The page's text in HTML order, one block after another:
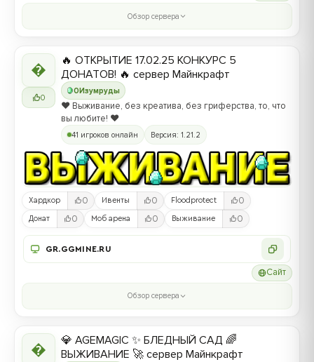
Обзор сервера

0
0Изумруды
🔥 ОТКРЫТИЕ 17.02.25 КОНКУРС 5
ДОНАТОВ! 🔥 сервер Майнкрафт
❤️ Выживание, без креатива, без гриферства, то, что
вы любите! ❤️
41 игроков онлайн Версия: 1.21.2
Хардкор 0 Ивенты 0 Floodprotect 0
Донат 0 Моб арена 0 Выживание 0
GR.GGMINE.RU
Сайт
Обзор сервера

💎 AGEMAGIC ✨ БЛЕДНЫЙ САД 🌈
ВЫЖИВАНИЕ 🚀 сервер Майнкрафт